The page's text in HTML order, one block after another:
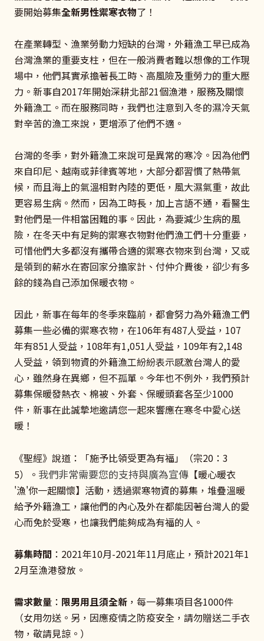
要開始募集全新男性禦寒衣物了！
在產業轉型、漁業勞動力短缺的台灣，外籍漁工早已成為
台灣漁業的重要支柱，但在一般消費者難以想像的工作現
場中，他們其實承擔著長工時、高風險及重勞力的重大壓
力。新事自2017年開始深耕北部21個漁港，服務及關懷
外籍漁工。而在服務同時，我們也注意到入冬的濕冷天氣
對辛苦的漁工來說，更增添了他們不適。
台灣的冬季，對外籍漁工來說可是異常的寒冷。因為他們
來自印尼、越南或菲律賓等地，大部分都習慣了熱帶氣
候，而且海上的氣溫相對內陸的更低，風大濕氣重，故此
更容易生病。然而，因為工時長，加上言語不通，看醫生
對他們是一件相當困難的事。因此，為要減少生病的風
險，在冬天中有足夠的禦寒衣物對他們漁工們十分重要，
可惜他們大多都沒有攜帶合適的禦寒衣物來到台灣，又或
是領到的薪水在寄回家分擔家計、付仲介費後，卻少有多
餘的錢為自己添加保暖衣物。
因此，新事在每年的冬季來臨前，都會努力為外籍漁工們
募集一些必備的禦寒衣物，在106年有487人受益，107
年有851人受益，108年有1,051人受益，109年有2,148
人受益，領到物資的外籍漁工紛紛表示感激台灣人的愛
心，雖然身在異鄉，但不孤單。今年也不例外，我們預計
募集保暖發熱衣、棉被、外套、保暖頭套各至少1000
件，新事在此誠摯地邀請您一起來響應在寒冬中愛心送
暖！
《聖經》說道：「施予比領受更為有福」（宗20：3
5）。 我們非常需要您的支持與廣為宣傳 【暖心暖衣
'漁'你一起關懷】活動，透過禦寒物資的募集，堆疊溫暖
給予外籍漁工，讓他們的內心及外在都能因著台灣人的愛
心而免於受寒，也讓我們能夠成為有福的人。
募集時間 ：2021年10月-2021年11月底止，預計2021年1
2月至漁港發放。
需求數量 ： 限男用且須全新 ，每一募集項目各1000件
（女用勿送。另，因應疫情之防疫安全，請勿贈送二手衣
物，敬請見諒。）